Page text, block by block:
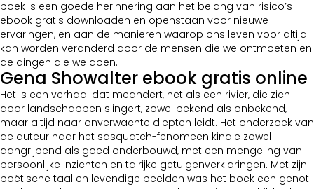
boek is een goede herinnering aan het belang van risico’s
ebook gratis downloaden en openstaan voor nieuwe
ervaringen, en aan de manieren waarop ons leven voor altijd
kan worden veranderd door de mensen die we ontmoeten en
de dingen die we doen.
Gena Showalter ebook gratis online
Het is een verhaal dat meandert, net als een rivier, die zich
door landschappen slingert, zowel bekend als onbekend,
maar altijd naar onverwachte diepten leidt. Het onderzoek van
de auteur naar het sasquatch-fenomeen kindle zowel
aangrijpend als goed onderbouwd, met een mengeling van
persoonlijke inzichten en talrijke getuigenverklaringen. Met zijn
poëtische taal en levendige beelden was het boek een genot